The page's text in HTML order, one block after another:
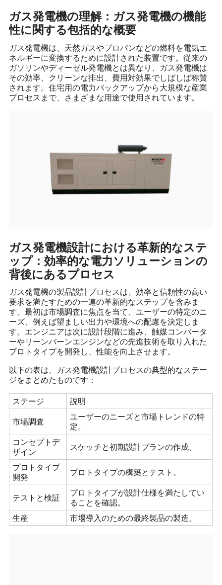
ガス発電機の理解：ガス発電機の機能
性に関する包括的な概要
ガス発電機は、天然ガスやプロパンなどの燃料を電気エ
ネルギーに変換するために設計された装置です。従来の
ガソリンやディーゼル発電機とは異なり、ガス発電機は
その効率、クリーンな排出、費用対効果でしばしば称賛
されます。住宅用の電力バックアップから大規模な産業
プロセスまで、さまざまな用途で使用されています。
ガス発電機設計における革新的なステ
ップ：効率的な電力ソリューションの
背後にあるプロセス
ガス発電機の製品設計プロセスは、効率と信頼性の高い
要求を満たすための一連の革新的なステップを含みま
す。最初は市場調査に焦点を当て、ユーザーの特定のニ
ーズ、例えば望ましい出力や環境への配慮を決定しま
す。エンジニアは次に設計段階に進み、触媒コンバータ
ーやリーンバーンエンジンなどの先進技術を取り入れた
プロトタイプを開発し、性能を向上させます。
以下の表は、ガス発電機設計プロセスの典型的なステー
ジをまとめたものです：
ステージ
説明
市場調査
ユーザーのニーズと市場トレンドの特
定。
コンセプトデ
ザイン
スケッチと初期設計プランの作成。
プロトタイプ
開発
プロトタイプの構築とテスト。
テストと検証
プロトタイプが設計仕様を満たしてい
ることを確認。
生産
市場導入のための最終製品の製造。